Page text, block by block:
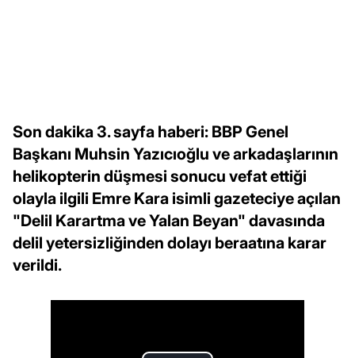
Son dakika 3. sayfa haberi: BBP Genel
Başkanı Muhsin Yazıcıoğlu ve arkadaşlarının
helikopterin düşmesi sonucu vefat ettiği
olayla ilgili Emre Kara isimli gazeteciye açılan
"Delil Karartma ve Yalan Beyan" davasında
delil yetersizliğinden dolayı beraatına karar
verildi.